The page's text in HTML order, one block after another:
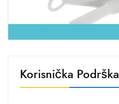
Korisnička Podrška